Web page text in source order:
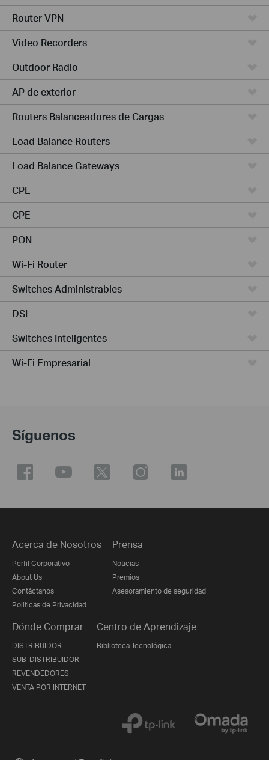
Router VPN
Video Recorders
Outdoor Radio
AP de exterior
Routers Balanceadores de Cargas
Load Balance Routers
Load Balance Gateways
CPE
CPE
PON
Wi-Fi Router
Switches Administrables
DSL
Switches Inteligentes
Wi-Fi Empresarial
Síguenos
Acerca de Nosotros
Perfil Corporativo
About Us
Contáctanos
Politicas de Privacidad
Prensa
Noticias
Premios
Asesoramiento de seguridad
Dónde Comprar
DISTRIBUIDOR
SUB-DISTRIBUIDOR
REVENDEDORES
VENTA POR INTERNET
Centro de Aprendizaje
Biblioteca Tecnológica